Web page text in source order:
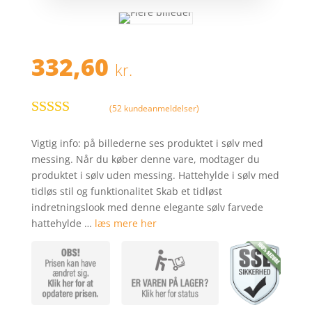
332,60 kr.
som 3.7
ud af 5
baseret
på
kundebed
ømmelse
r
(52kundeanmeldelser)
Vigtig info: på billederne ses produktet i sølv med
messing. Når du køber denne vare, modtager du
produktet i sølv uden messing. Hattehylde i sølv med
tidløs stil og funktionalitet Skab et tidløst
indretningslook med denne elegante sølv farvede
hattehylde … læs mere her